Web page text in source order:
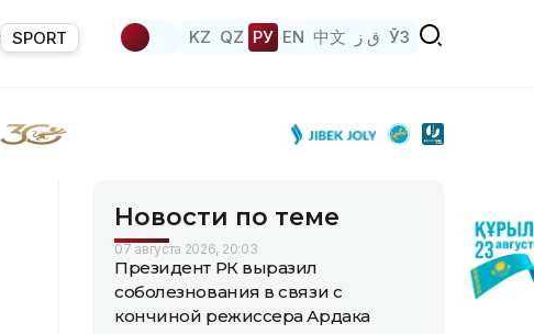
SPORT KZ QZ РУ EN 中文 ق ز ЎЗ
Новости по теме
07 августа 2026, 20:03
Президент РК выразил
соболезнования в связи с
кончиной режиссера Ардака